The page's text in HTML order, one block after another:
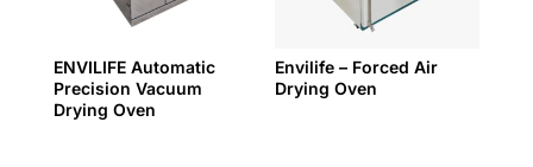
ENVILIFE Automatic
Precision Vacuum
Drying Oven
Envilife – Forced Air
Drying Oven